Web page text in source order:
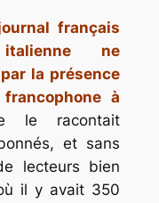
français
italienne ne
la présence
à
le racontait
et sans
lecteurs bien
il y avait 350